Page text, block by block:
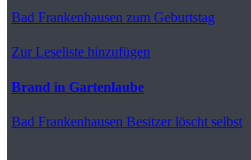
Bad Frankenhausen zum Geburtstag
Zur Leseliste hinzufügen
Brand in Gartenlaube
Bad Frankenhausen Besitzer löscht selbst